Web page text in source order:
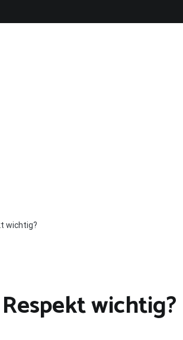
wichtig?
wichtig?